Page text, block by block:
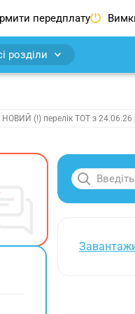
передплату
розділи
НОВИЙ (!) перелік ТОТ з 24.06.26